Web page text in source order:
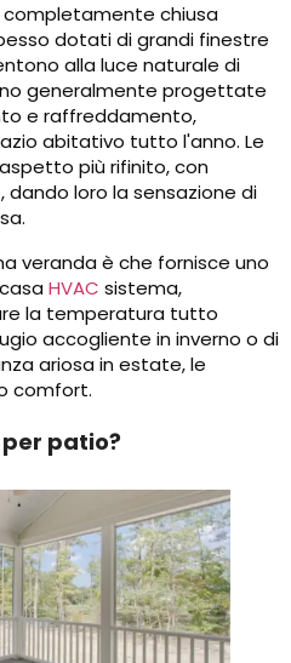
completamente chiusa
dotati di grandi finestre
alla luce naturale di
generalmente progettate
e raffreddamento,
abitativo tutto l'anno. Le
più rifinito, con
loro la sensazione di
veranda è che fornisce uno
HVAC sistema,
la temperatura tutto
accogliente in inverno o di
ariosa in estate, le
comfort.
patio?